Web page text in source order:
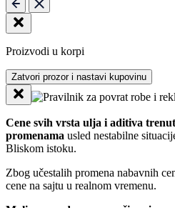
Proizvodi u korpi
Zatvori prozor i nastavi kupovinu
Cene svih vrsta ulja i aditiva
promenama usled nestabilne
Bliskom istoku.
Zbog učestalih promena nabavnih
cene na sajtu u realnom vremenu.